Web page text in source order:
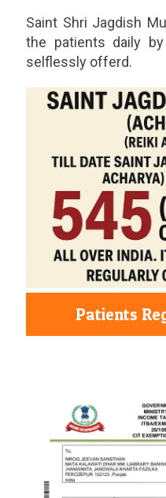
Saint Shri Jagdish
the patients daily
selflessly offerd.
Patients